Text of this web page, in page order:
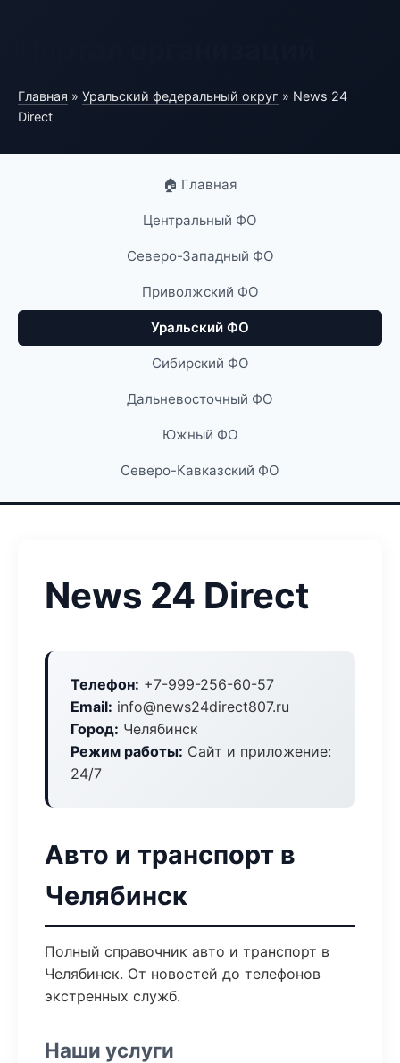
Главная » Уральский федеральный округ » News 24
Direct
🏠 Главная
Центральный ФО
Северо-Западный ФО
Приволжский ФО
Уральский ФО
Сибирский ФО
Дальневосточный ФО
Южный ФО
Северо-Кавказский ФО
News 24 Direct
Телефон: +7-999-256-60-57
Email: info@news24direct807.ru
Город: Челябинск
Режим работы: Сайт и приложение:
24/7
Авто и транспорт в
Челябинск
Полный справочник авто и транспорт в
Челябинск. От новостей до телефонов
экстренных служб.
Наши услуги